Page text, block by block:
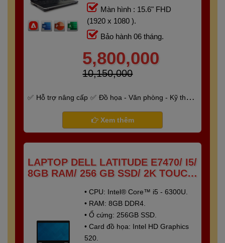
Màn hình : 15.6" FHD
(1920 x 1080 ).
Bảo hành 06 tháng.
5,800,000
10,150,000
Hỗ trợ nâng cấp
Đồ họa - Văn phòng - Kỹ thuật
Bảo hành 6 tháng
Xem thêm
LAPTOP DELL LATITUDE E7470/ I5/
8GB RAM/ 256 GB SSD/ 2K TOUCH
• CPU: Intel® Core™ i5 - 6300U.
• RAM: 8GB DDR4.
• Ổ cứng: 256GB SSD.
• Card đồ họa: Intel HD Graphics
520.